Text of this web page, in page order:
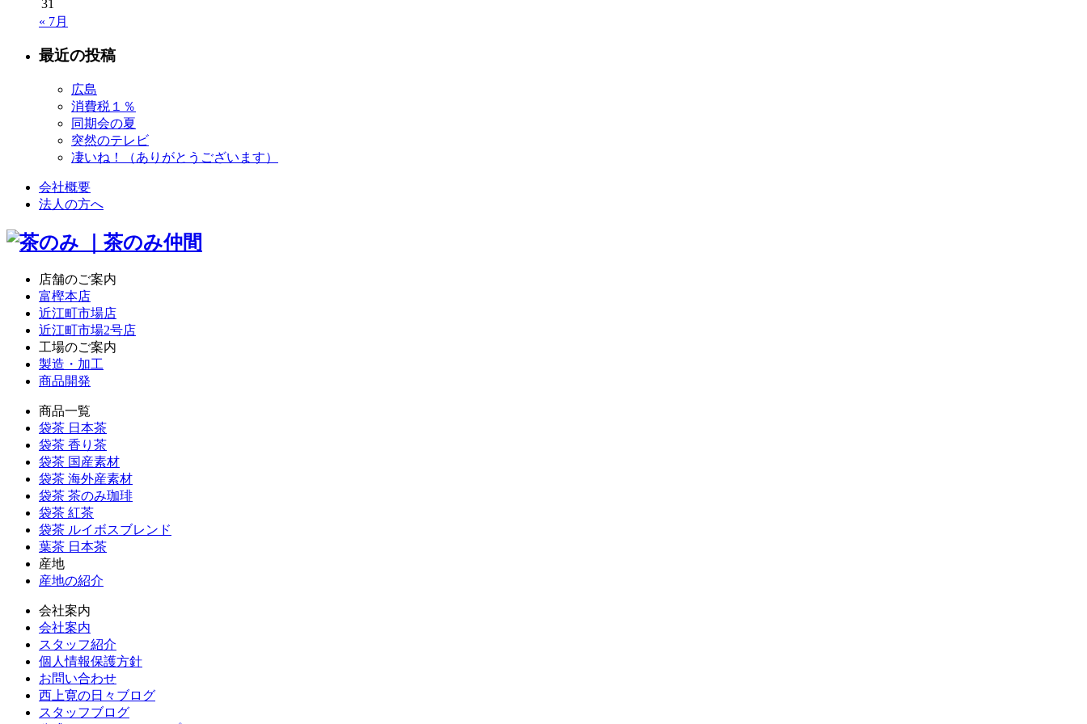
31
« 7月
最近の投稿
広島
消費税１％
同期会の夏
突然のテレビ
凄いね！（ありがとうございます）
会社概要
法人の方へ
店舗のご案内
富樫本店
近江町市場店
近江町市場2号店
工場のご案内
製造・加工
商品開発
商品一覧
袋茶 日本茶
袋茶 香り茶
袋茶 国産素材
袋茶 海外産素材
袋茶 茶のみ珈琲
袋茶 紅茶
袋茶 ルイボスブレンド
葉茶 日本茶
産地
産地の紹介
会社案内
会社案内
スタッフ紹介
個人情報保護方針
お問い合わせ
西上寛の日々ブログ
スタッフブログ